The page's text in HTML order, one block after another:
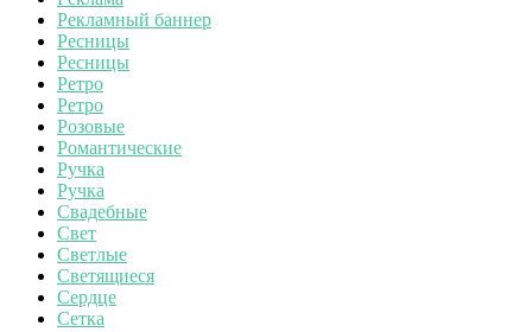
Рекламный баннер
Ресницы
Ресницы
Ретро
Ретро
Розовые
Романтические
Ручка
Ручка
Свадебные
Свет
Светлые
Светящиеся
Сердце
Сетка